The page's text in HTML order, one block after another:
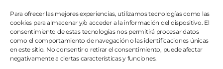
Para ofrecer las mejores experiencias, utilizamos tecnologías como las
cookies para almacenar y/o acceder a la información del dispositivo. El
consentimiento de estas tecnologías nos permitirá procesar datos
como el comportamiento de navegación o las identificaciones únicas
en este sitio. No consentir o retirar el consentimiento, puede afectar
negativamente a ciertas características y funciones.